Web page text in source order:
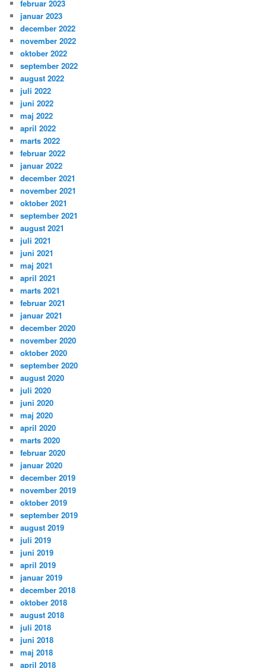
februar 2023
januar 2023
december 2022
november 2022
oktober 2022
september 2022
august 2022
juli 2022
juni 2022
maj 2022
april 2022
marts 2022
februar 2022
januar 2022
december 2021
november 2021
oktober 2021
september 2021
august 2021
juli 2021
juni 2021
maj 2021
april 2021
marts 2021
februar 2021
januar 2021
december 2020
november 2020
oktober 2020
september 2020
august 2020
juli 2020
juni 2020
maj 2020
april 2020
marts 2020
februar 2020
januar 2020
december 2019
november 2019
oktober 2019
september 2019
august 2019
juli 2019
juni 2019
april 2019
januar 2019
december 2018
oktober 2018
august 2018
juli 2018
juni 2018
maj 2018
april 2018